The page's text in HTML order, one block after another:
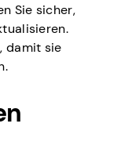
Sie sicher,
damit sie